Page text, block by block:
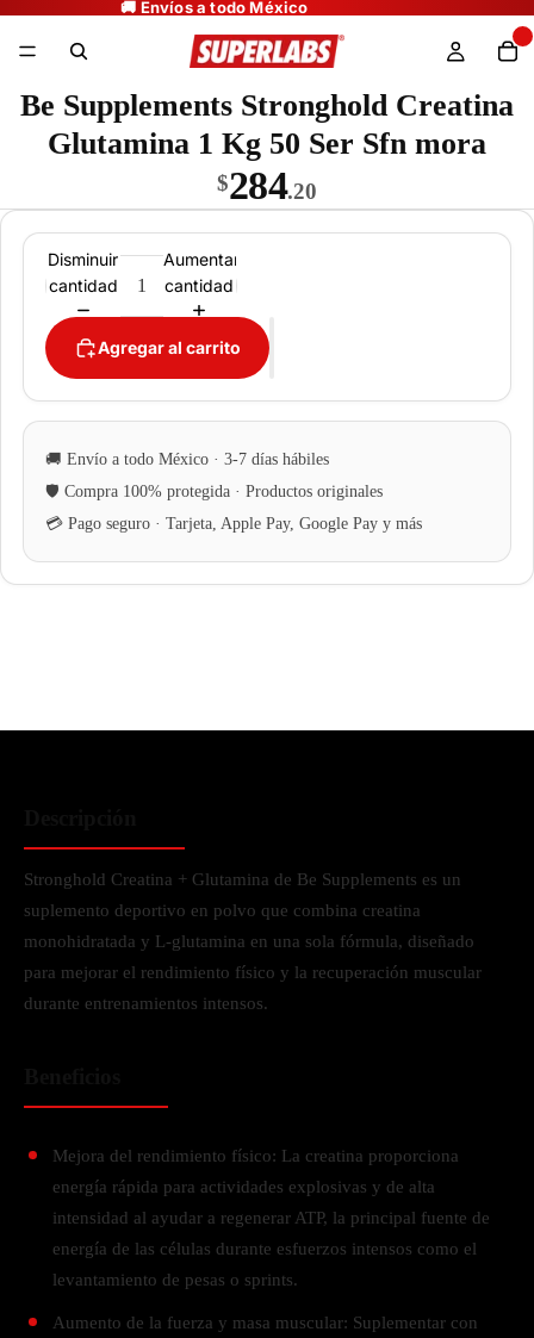
Be Supplements Stronghold Creatina
Glutamina 1 Kg 50 Ser Sfn mora
$284.20
Disminuir
cantidad
Aumentar
cantidad
Agregar al carrito
Stronghold Creatina + Glutamina de Be Supplements es un
suplemento deportivo en polvo que combina creatina
monohidratada y L-glutamina en una sola fórmula, diseñado
para mejorar el rendimiento físico y la recuperación muscular
durante entrenamientos intensos.
Mejora del rendimiento físico: La creatina proporciona
energía rápida para actividades explosivas y de alta
intensidad al ayudar a regenerar ATP, la principal fuente de
energía de las células durante esfuerzos intensos como el
levantamiento de pesas o sprints.
Aumento de la fuerza y masa muscular: Suplementar con